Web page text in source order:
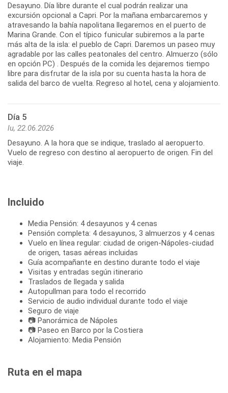
Desayuno. Día libre durante el cual podrán realizar una
excursión opcional a Capri. Por la mañana embarcaremos y
atravesando la bahía napolitana llegaremos en el puerto de
Marina Grande. Con el típico funicular subiremos a la parte
más alta de la isla: el pueblo de Capri. Daremos un paseo muy
agradable por las calles peatonales del centro. Almuerzo (sólo
en opción PC) . Después de la comida les dejaremos tiempo
libre para disfrutar de la isla por su cuenta hasta la hora de
salida del barco de vuelta. Regreso al hotel, cena y alojamiento.
Día 5
lu, 22.06.2026
Desayuno. A la hora que se indique, traslado al aeropuerto.
Vuelo de regreso con destino al aeropuerto de origen. Fin del
viaje.
Incluido
Media Pensión: 4 desayunos y 4 cenas
Pensión completa: 4 desayunos, 3 almuerzos y 4 cenas
Vuelo en línea regular: ciudad de origen-Nápoles-ciudad
de origen, tasas aéreas incluidas
Guía acompañante en destino durante todo el viaje
Visitas y entradas según itinerario
Traslados de llegada y salida
Autopullman para todo el recorrido
Servicio de audio individual durante todo el viaje
Seguro de viaje
📷 Panorámica de Nápoles
📷 Paseo en Barco por la Costiera
Alojamiento: Media Pensión
Ruta en el mapa